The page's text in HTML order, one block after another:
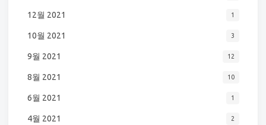
12월 2021 1
10월 2021 3
9월 2021 12
8월 2021 10
6월 2021 1
4월 2021 2